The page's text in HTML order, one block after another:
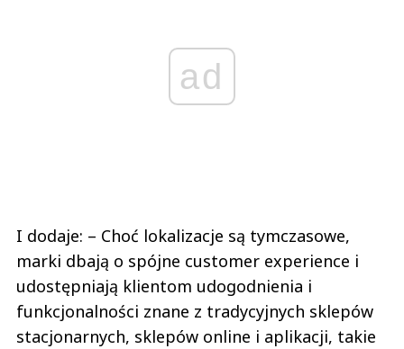
ad
I dodaje: – Choć lokalizacje są tymczasowe,
marki dbają o spójne customer experience i
udostępniają klientom udogodnienia i
funkcjonalności znane z tradycyjnych sklepów
stacjonarnych, sklepów online i aplikacji, takie